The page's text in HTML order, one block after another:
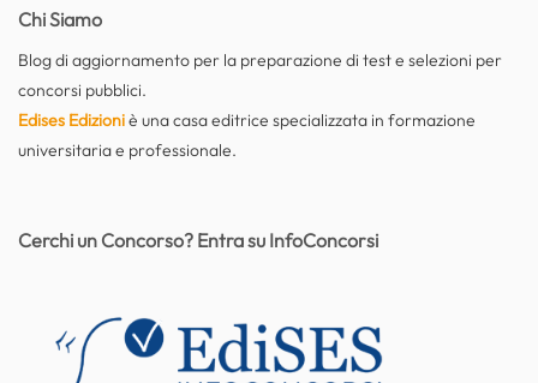
Chi Siamo
Blog di aggiornamento per la preparazione di test e selezioni per
concorsi pubblici.
Edises Edizioniè una casa editrice specializzata in formazione
universitaria e professionale.
Cerchi un Concorso? Entra su InfoConcorsi